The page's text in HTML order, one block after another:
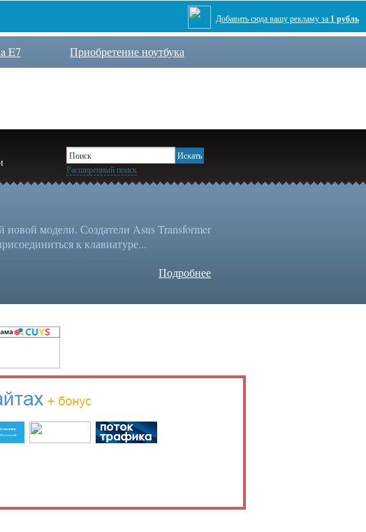
Добавить сюда вашу рекламу за 1 рубль
E7 Приобретение ноутбука
Расширенный поиск
модели. Создатели Asus Transformer
к клавиатуре...
Подробнее